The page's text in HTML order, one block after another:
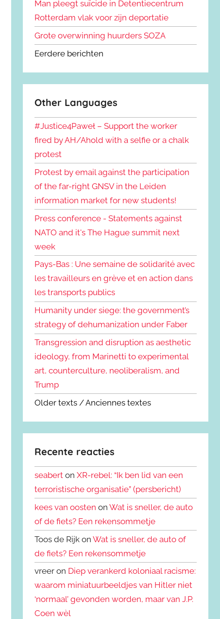
Man pleegt suïcide in Detentiecentrum
Rotterdam vlak voor zijn deportatie
Grote overwinning huurders SOZA
Eerdere berichten
Other Languages
#Justice4Paweł – Support the worker
fired by AH/Ahold with a selfie or a chalk
protest
Protest by email against the participation
of the far-right GNSV in the Leiden
information market for new students!
Press conference - Statements against
NATO and it's The Hague summit next
week
Pays-Bas : Une semaine de solidarité avec
les travailleurs en grève et en action dans
les transports publics
Humanity under siege: the government’s
strategy of dehumanization under Faber
Transgression and disruption as aesthetic
ideology, from Marinetti to experimental
art, counterculture, neoliberalism, and
Trump
Older texts / Anciennes textes
Recente reacties
seabert onXR-rebel: “Ik ben lid van een
terroristische organisatie” (persbericht)
kees van oosten onWat is sneller, de auto
of de fiets? Een rekensommetje
Toos de Rijk onWat is sneller, de auto of
de fiets? Een rekensommetje
vreer on Diep verankerd koloniaal racisme:
waarom miniatuurbeeldjes van Hitler niet
‘normaal’ gevonden worden, maar van J.P.
Coen wèl